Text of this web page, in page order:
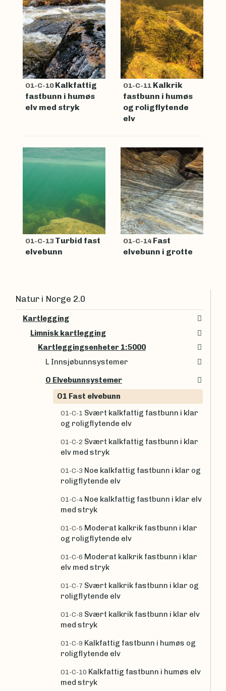
O1-C-10Kalkfattig
fastbunn i humøs
elv med stryk
O1-C-11 Kalkrik
fastbunn i humøs
og roligflytende
elv
O1-C-13Turbid fast
elvebunn
O1-C-14 Fast
elvebunn i grotte
Natur i Norge 2.0
Kartlegging
Limnisk kartlegging
Kartleggingsenheter 1:5000
L Innsjøbunnsystemer
O Elvebunnsystemer
O1 Fast elvebunn
O1-C-1 Svært kalkfattig fastbunn i klar
og roligflytende elv
O1-C-2 Svært kalkfattig fastbunn i klar
elv med stryk
O1-C-3 Noe kalkfattig fastbunn i klar og
roligflytende elv
O1-C-4 Noe kalkfattig fastbunn i klar elv
med stryk
O1-C-5 Moderat kalkrik fastbunn i klar
og roligflytende elv
O1-C-6 Moderat kalkrik fastbunn i klar
elv med stryk
O1-C-7 Svært kalkrik fastbunn i klar og
roligflytende elv
O1-C-8 Svært kalkrik fastbunn i klar elv
med stryk
O1-C-9 Kalkfattig fastbunn i humøs og
roligflytende elv
O1-C-10 Kalkfattig fastbunn i humøs elv
med stryk